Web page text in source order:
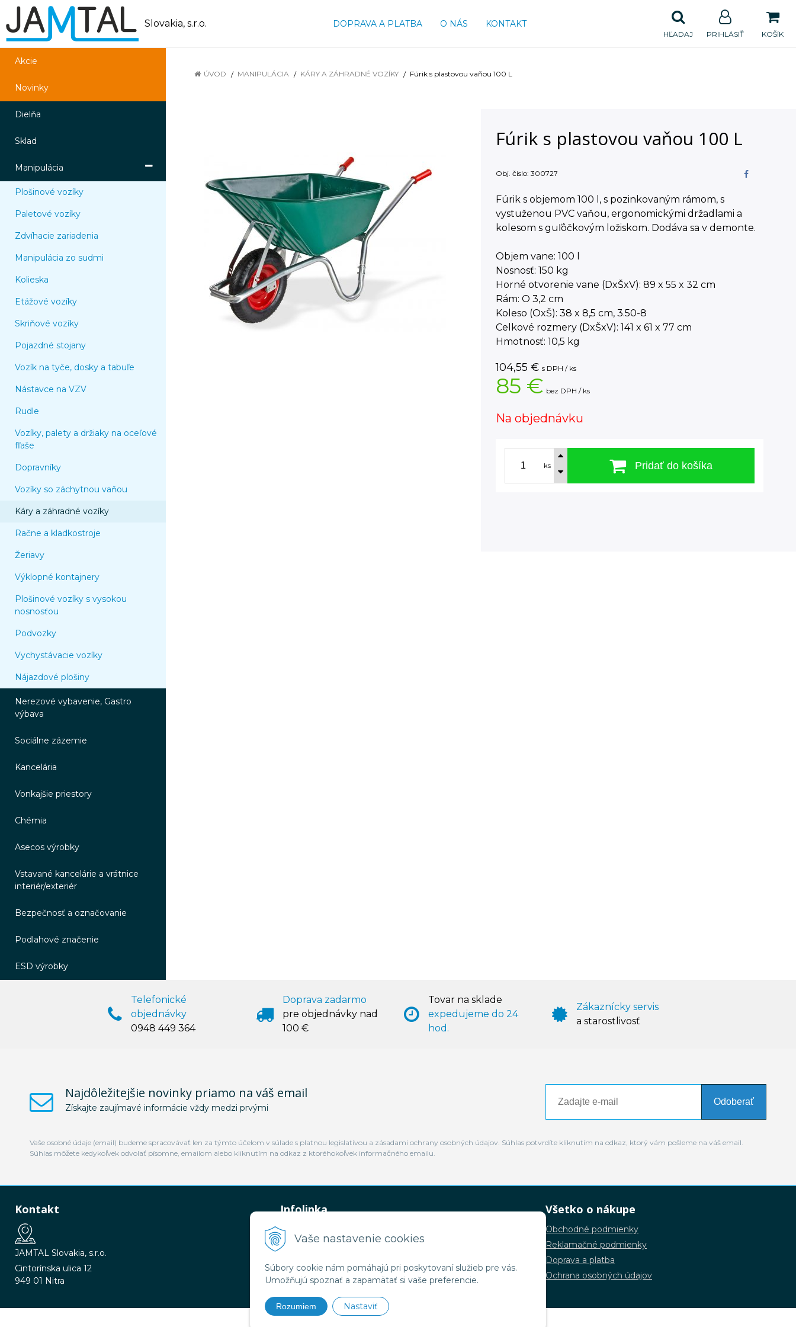
Vaše nastavenie cookies
Súbory cookie nám pomáhajú pri poskytovaní služieb pre vás.
Umožňujú spoznať a zapamätať si vaše preferencie.
Rozumiem Nastaviť
Slovakia, s.r.o. DOPRAVA A PLATBA O NÁS KONTAKT
KOŠÍK
PRIHLÁSIŤ
HĽADAJ
Akcie
Novinky
Dielňa
Sklad
Manipulácia
Plošinové vozíky
Paletové vozíky
Zdvíhacie zariadenia
Manipulácia zo sudmi
Kolieska
Etážové vozíky
Skriňové vozíky
Pojazdné stojany
Vozík na tyče, dosky a tabuľe
Nástavce na VZV
Rudle
Vozíky, palety a držiaky na oceľové
fľaše
Dopravníky
Vozíky so záchytnou vaňou
Káry a záhradné vozíky
Račne a kladkostroje
Žeriavy
Výklopné kontajnery
Plošinové vozíky s vysokou
nosnosťou
Podvozky
Vychystávacie vozíky
Nájazdové plošiny
Nerezové vybavenie, Gastro
výbava
Sociálne zázemie
Kancelária
Vonkajšie priestory
Chémia
Asecos výrobky
Vstavané kancelárie a vrátnice
interiér/exteriér
Bezpečnosť a označovanie
Podlahové značenie
ESD výrobky
ÚVOD MANIPULÁCIA KÁRY A ZÁHRADNÉ VOZÍKY Fúrik s plastovou vaňou 100 L
Fúrik s plastovou vaňou 100 L
Obj. čislo: 300727
Fúrik s objemom 100 l, s pozinkovaným rámom, s
vystuženou PVC vaňou, ergonomickými držadlami a
kolesom s guľôčkovým ložiskom. Dodáva sa v demonte.
Objem vane: 100 l
Nosnosť: 150 kg
Horné otvorenie vane (DxŠxV): 89 x 55 x 32 cm
Rám: O 3,2 cm
Koleso (OxŠ): 38 x 8,5 cm, 3.50-8
Celkové rozmery (DxŠxV): 141 x 61 x 77 cm
Hmotnosť: 10,5 kg
104,55 € s DPH / ks
85 € bez DPH / ks
Na objednávku
ks Pridať do košíka
Telefonické
objednávky
0948 449 364
Doprava zadarmo
pre objednávky nad
100 €
Tovar na sklade
expedujeme do 24
hod.
Zákaznícky servis
a starostlivosť
Najdôležitejšie novinky priamo na váš email
Získajte zaujímavé informácie vždy medzi prvými
Odoberať
Vaše osobné údaje (email) budeme spracovávať len za týmto účelom v súlade s platnou legislatívou a zásadami ochrany osobných údajov. Súhlas potvrdíte kliknutím na odkaz, ktorý vám pošleme na váš email.
Súhlas môžete kedykoľvek odvolať písomne, emailom alebo kliknutím na odkaz z ktoréhokoľvek informačného emailu.
Kontakt
JAMTAL Slovakia, s.r.o.
Cintorínska ulica 12
949 01 Nitra
Infolinka
0948 449 364
predaj@jamtal.sk
Všetko o nákupe
Obchodné podmienky
Reklamačné podmienky
Doprava a platba
Ochrana osobných údajov